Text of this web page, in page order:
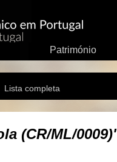
Património
Lista completa
(CR/ML/0009)'